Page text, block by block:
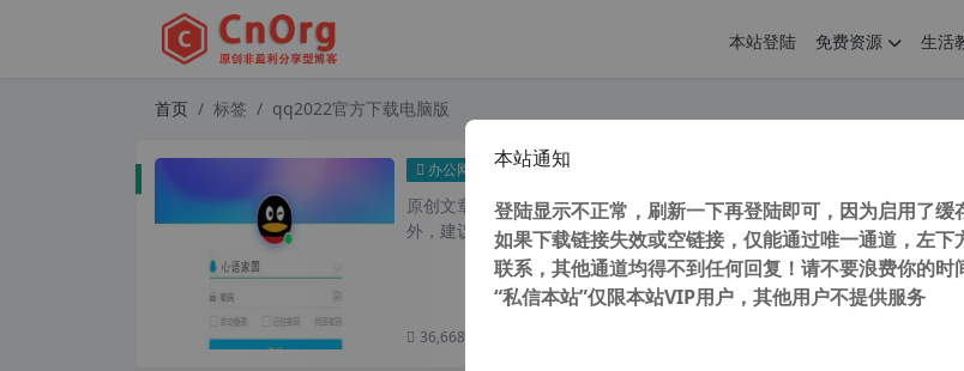
本站登陆 免费资源 生活
首页 标签 qq2022官方下载电脑版
办公网络 腾讯QQ2022 v9.6.8 28823 正式版 纯净去广告优化安装
原创文章，转载请注明： 转载自cnorg.12hp.de 注意：由于网站空间位于
外，建议避开晚上的访问高峰期...
36,668 次浏览
本站通知
登陆显示不正常，刷新一下再登陆即可，因为启用了缓
如果下载链接失效或空链接，仅能通过唯一通道，左下
联系，其他通道均得不到任何回复！请不要浪费你的时
“私信本站”仅限本站VIP用户，其他用户不提供服务